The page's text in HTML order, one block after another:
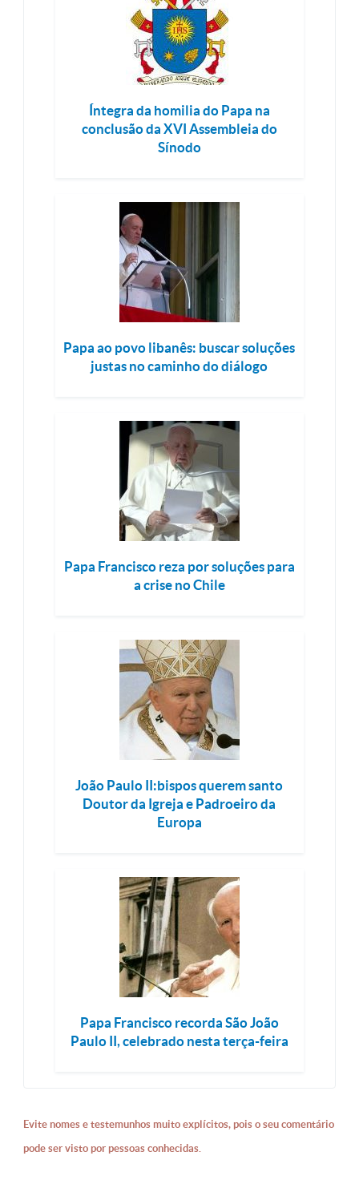
Íntegra da homilia do Papa na
conclusão da XVI Assembleia do
Sínodo
Papa ao povo libanês: buscar soluções
justas no caminho do diálogo
Papa Francisco reza por soluções para
a crise no Chile
João Paulo II:bispos querem santo
Doutor da Igreja e Padroeiro da
Europa
Papa Francisco recorda São João
Paulo II, celebrado nesta terça-feira
Evite nomes e testemunhos muito explícitos, pois o seu comentário
pode ser visto por pessoas conhecidas.